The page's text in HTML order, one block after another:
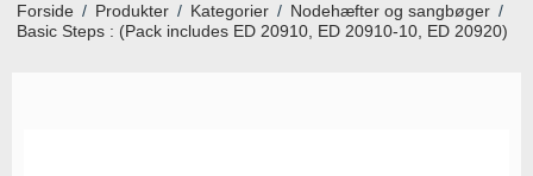
Forside / Produkter / Kategorier / Nodehæfter og sangbøger /
Basic Steps : (Pack includes ED 20910, ED 20910-10, ED 20920)